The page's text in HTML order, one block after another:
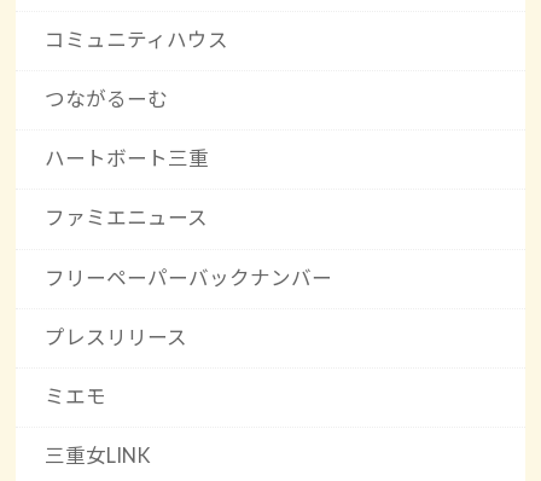
コミュニティハウス
つながるーむ
ハートボート三重
ファミエニュース
フリーペーパーバックナンバー
プレスリリース
ミエモ
三重女LINK